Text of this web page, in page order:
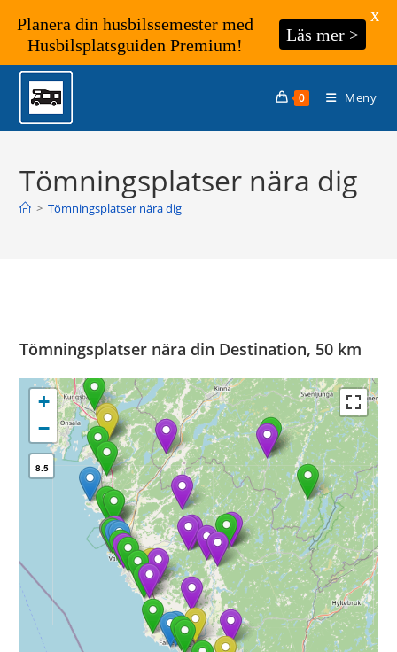
Hoppa
innehållet
0 Meny
Tömningsplatser nära dig
> Tömningsplatser nära dig
Tömningsplatser nära din Destination, 50 km
+
−
8.5
Planera din husbilssemester med
Husbilsplatsguiden Premium!
Läs mer >
X